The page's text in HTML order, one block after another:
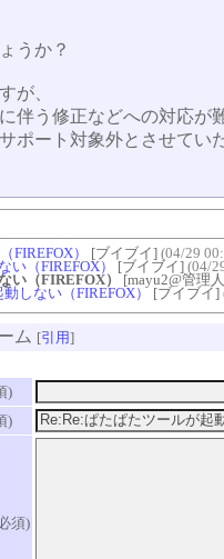
うか？
が、
伴う修正などへの対応が
ポート対象外とさせてい
FIREFOX） [ブイブイ] (04/29
（FIREFOX） [ブイブイ] (04/
い（FIREFOX）[mayu2@管理
しない（FIREFOX） [ブイブイ]
ム [引用]
)
)
須)